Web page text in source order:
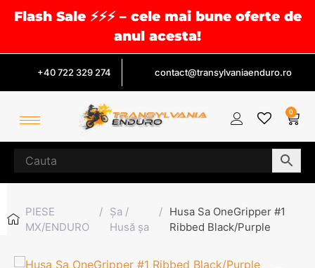
Flash Sale ⚡⚡⚡ – cele mai bune oferte de
anul acesta!
+40 722 329 274 contact@transylvaniaenduro.ro
0
PIESE
MX/ENDURO
/ Șa /
Husă șa
/ Husa Sa OneGripper #1
Ribbed Black/Purple